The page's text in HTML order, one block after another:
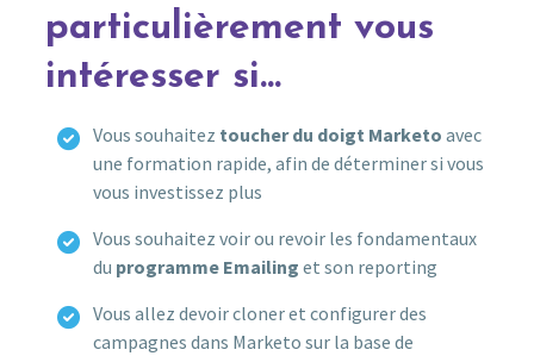
particulièrement vous
intéresser si…
Vous souhaitez toucher du doigt Marketo avec
une formation rapide, afin de déterminer si vous
vous investissez plus
Vous souhaitez voir ou revoir les fondamentaux
du programme Emailing et son reporting
Vous allez devoir cloner et configurer des
campagnes dans Marketo sur la base de